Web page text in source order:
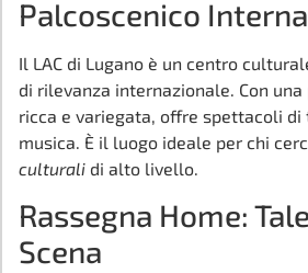
Palcoscenico
Il LAC di Lugano è un centro
di rilevanza internazionale. Con
ricca e variegata, offre spettacoli di
musica. È il luogo ideale per chi
culturali di alto livello.
Rassegna Home:
Scena